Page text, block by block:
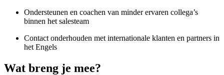
Ondersteunen en coachen van minder ervaren collega’s
binnen het salesteam
Contact onderhouden met internationale klanten en partners in
het Engels
Wat breng je mee?